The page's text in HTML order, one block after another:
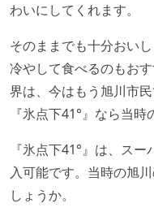
わいにしてくれます。
そのままでも十分おい
冷やして食べるのもお
界は、今はもう旭川市
『氷点下41°』なら当時
『氷点下41°』は、ス
入可能です。当時の旭
しょうか。